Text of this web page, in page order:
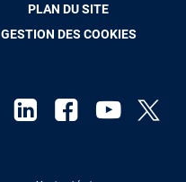
PLAN DU SITE
GESTION DES COOKIES